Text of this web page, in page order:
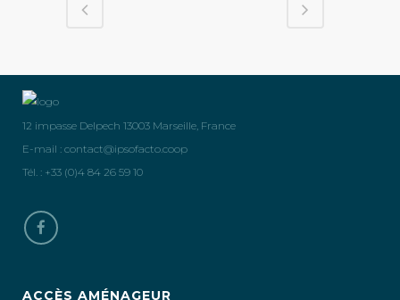
12 impasse Delpech 13003 Marseille, France
E-mail : contact@ipsofacto.coop
Tél. : +33 (0)4 84 26 59 10
ACCÈS AMÉNAGEUR